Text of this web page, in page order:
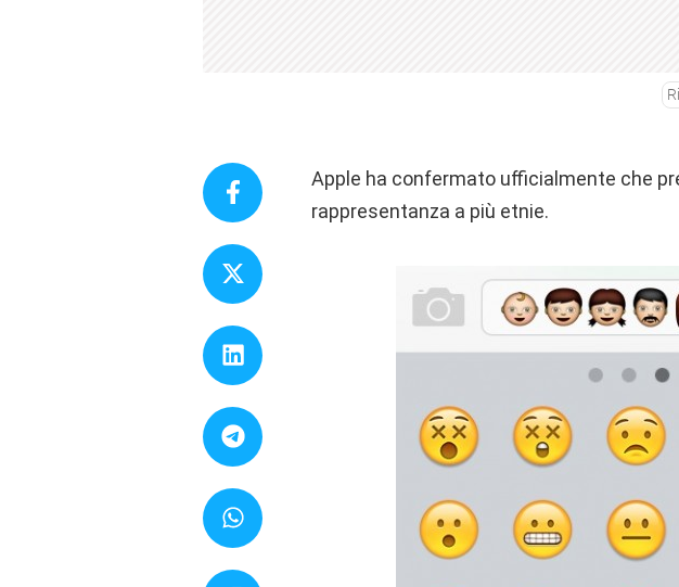
Apple ha confermato ufficialmente che
rappresentanza a più etnie.